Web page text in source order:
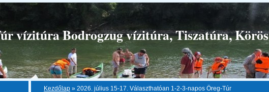
vízitúra Bodrogzug vízitúra, Tiszatúra, Körös
Kezdőlap » 2026. július 15-17. Választhatóan 1-2-3-napos Öreg-Túr